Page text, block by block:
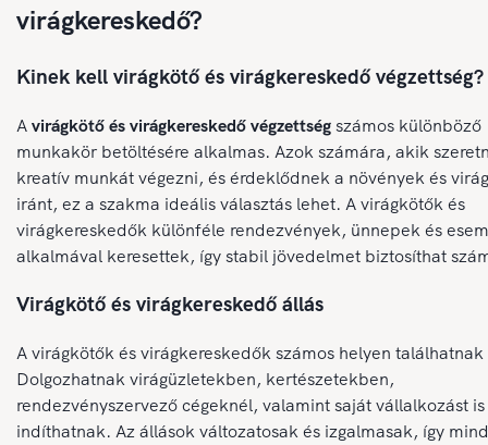
virágkereskedő?
Kinek kell virágkötő és virágkereskedő végzettség?
Avirágkötő és virágkereskedő végzettségszámos különböző
munkakör betöltésére alkalmas. Azok számára, akik
kreatív munkát végezni, és érdeklődnek a növények és
iránt, ez a szakma ideális választás lehet. A virágkötők és
virágkereskedők különféle rendezvények, ünnepek és
alkalmával keresettek, így stabil jövedelmet biztosíthat
Virágkötő és virágkereskedő állás
A virágkötők és virágkereskedők számos helyen
Dolgozhatnak virágüzletekben, kertészetekben,
rendezvényszervező cégeknél, valamint saját vállalkozást is
indíthatnak. Az állások változatosak és izgalmasak, így